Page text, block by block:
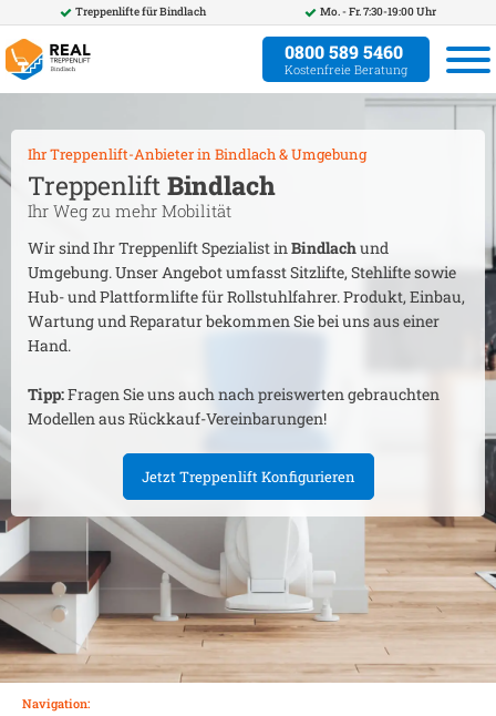
Treppenlifte fürBindlach Mo. - Fr. 7:30-19:00 Uhr
0800 589 5460
Kostenfreie Beratung
Ihr Treppenlift-Anbieter in Bindlach& Umgebung
Treppenlift Bindlach
Ihr Weg zu mehr Mobilität
Wir sind Ihr Treppenlift Spezialist inBindlachund
Umgebung. Unser Angebot umfasst Sitzlifte, Stehlifte sowie
Hub- und Plattformlifte für Rollstuhlfahrer. Produkt, Einbau,
Wartung und Reparatur bekommen Sie bei uns aus einer
Hand.
Tipp:Fragen Sie uns auch nach preiswerten gebrauchten
Modellen aus Rückkauf-Vereinbarungen!
Jetzt Treppenlift Konfigurieren
Navigation: